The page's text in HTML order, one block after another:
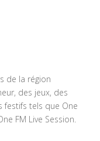
de la région
des jeux, des
festifs tels que One
FM Live Session.